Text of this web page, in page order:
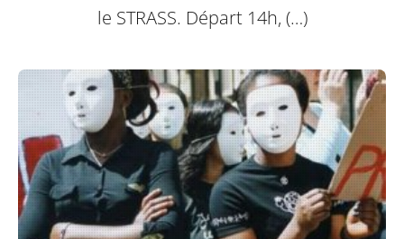
le STRASS. Départ 14h, (…)